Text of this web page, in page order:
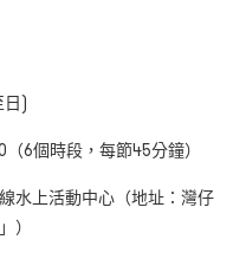
)
（6個時段，每節45分鐘）
水上活動中心（地址：灣仔
）